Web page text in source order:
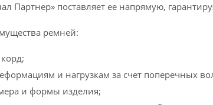
Партнер» поставляет ее напрямую,
ремней:
и нагрузкам за счет поперечных
и формы изделия;